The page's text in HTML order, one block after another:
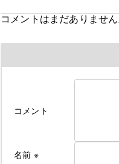
コメントはまだありませ
コメント
名前 ※